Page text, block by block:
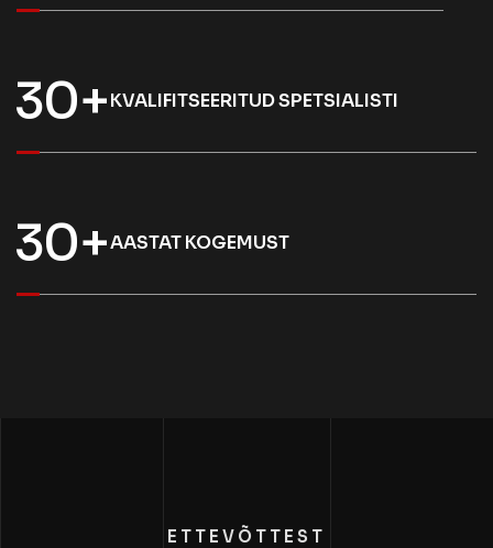
30+KVALIFITSEERITUD SPETSIALISTI
30+AASTAT KOGEMUST
ETTEVÕTTEST